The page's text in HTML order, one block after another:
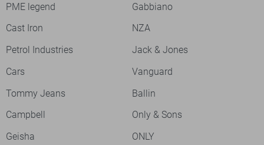
PME legend
Gabbiano
Cast Iron
NZA
Petrol Industries
Jack & Jones
Cars
Vanguard
Tommy Jeans
Ballin
Campbell
Only & Sons
Geisha
ONLY